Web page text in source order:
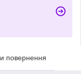
повернення